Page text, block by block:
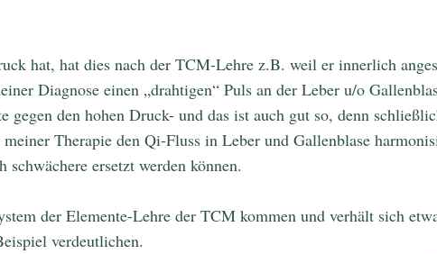
hat, hat dies nach der TCM-Lehre z.B. weil er innerlich
Diagnose einen „drahtigen“ Puls an der Leber u/o
den hohen Druck- und das ist auch gut so, denn
Therapie den Qi-Fluss in Leber und Gallenblase
ersetzt werden können.
der Elemente-Lehre der TCM kommen und verhält sich
verdeutlichen.